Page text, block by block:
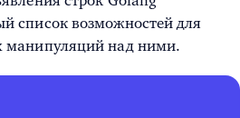
список возможностей для
манипуляций над ними.